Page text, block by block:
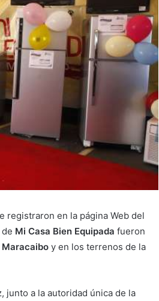
registraron en la página Web del
Mi Casa Bien Equipada fueron
Maracaibo y en los terrenos de la
junto a la autoridad única de la